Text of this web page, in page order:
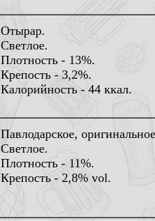
Отырар.
Светлое.
Плотность - 13%.
Крепость - 3,2%.
Калорийность - 44 ккал.
Павлодарское,
Светлое.
Плотность - 11%.
Крепость - 2,8% vol.